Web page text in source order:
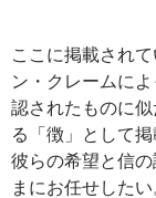
ここに掲載され
ン・クレームに
認されたものに
る「徴」として
彼らの希望と信
まにお任せしたい